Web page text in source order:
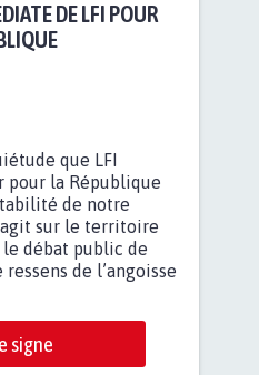
DE LFI POUR
que LFI
pour la République
de notre
sur le territoire
débat public de
de l’angoisse
signe